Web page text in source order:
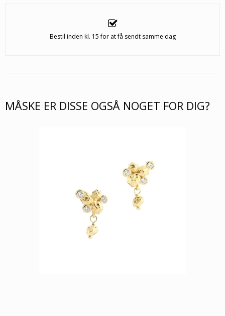
Bestil inden kl. 15 for at få sendt samme dag
MÅSKE ER DISSE OGSÅ NOGET FOR DIG?